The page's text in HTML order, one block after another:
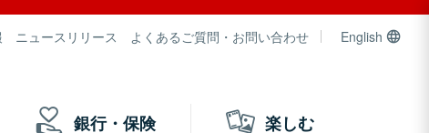
ニュースリリース よくあるご質問・お問い合わせ English
銀行・保険 楽しむ